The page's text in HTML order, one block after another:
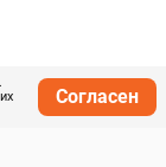
Согласен